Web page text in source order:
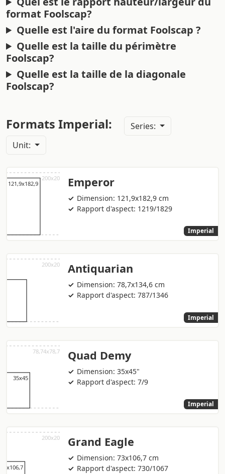
format Foolscap?
Quelle est l'aire du format Foolscap ?
Quelle est la taille du périmètre
Foolscap?
Quelle est la taille de la diagonale
Foolscap?
Formats Imperial:
Series:
Unit:
Emperor
Dimension: 121,9x182,9 cm
Rapport d'aspect: 1219/1829
Imperial
Antiquarian
Dimension: 78,7x134,6 cm
Rapport d'aspect: 787/1346
Imperial
Quad Demy
Dimension: 35x45"
Rapport d'aspect: 7/9
Imperial
Grand Eagle
Dimension: 73x106,7 cm
Rapport d'aspect: 730/1067